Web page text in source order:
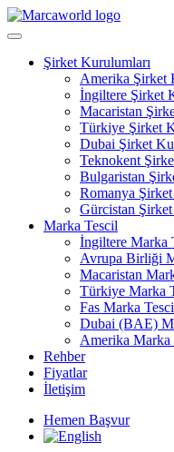
Şirket Kurulumları
Amerika Şirket
İngiltere Şirket
Macaristan
Türkiye Şirket
Dubai Şirket
Teknokent
Bulgaristan
Romanya
Gürcistan
Marka Tescil
İngiltere Marka
Avrupa Birliği
Macaristan
Türkiye Marka
Fas Marka
Dubai (BAE)
Amerika Marka
Rehber
Fiyatlar
İletişim
Hemen Başvur